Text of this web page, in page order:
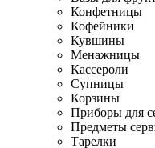
Конфетницы
Кофейники
Кувшины
Менажницы
Кассероли
Супницы
Корзины
Приборы для
Предметы
Тарелки